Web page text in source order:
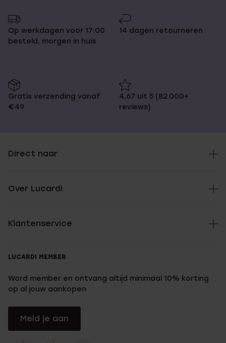
Op werkdagen voor 17:00
besteld, morgen in huis
14 dagen retourneren
Gratis verzending vanaf
€49
4,67 uit 5 (82.000+
reviews)
Direct naar
Over Lucardi
Klantenservice
LUCARDI MEMBER
Word member en ontvang altijd minimaal 10% korting
op al jouw aankopen
Meld je aan